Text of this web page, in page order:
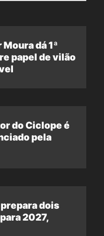
dá 1ª
papel de vilão
do Ciclope é
pela
dois
2027,